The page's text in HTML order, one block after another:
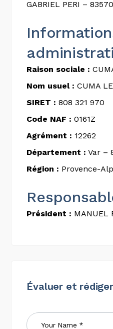
GABRIEL PERI –
Raison sociale :
Nom usuel : CUMA
SIRET : 808 321 970
Code NAF : 0161Z
Agrément : 12262
Département : Var –
Région : Provence-
Président : MANUEL
Évaluer et